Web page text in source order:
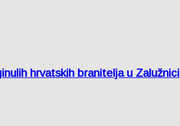
hrvatskih branitelja u Zalužnici